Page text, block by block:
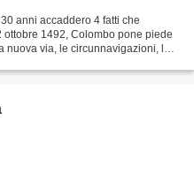
anni accaddero 4 fatti che
1492, Colombo pone piede
nuova via, le circunnavigazioni, la